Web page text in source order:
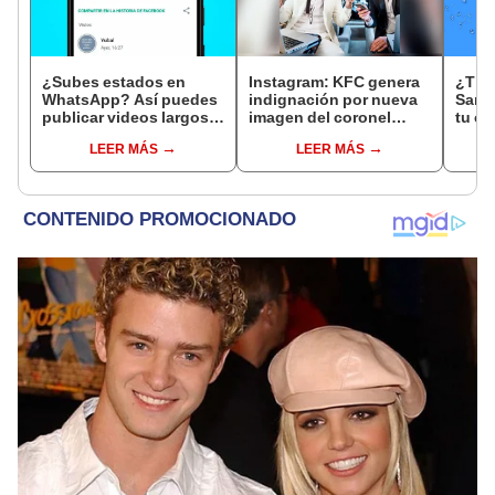
¿Subes estados en
WhatsApp? Así puedes
publicar videos largos
segundosLEER MÁS
Instagram: KFC genera
indignación por nueva
imagen del coronel
LEER MÁS
tu